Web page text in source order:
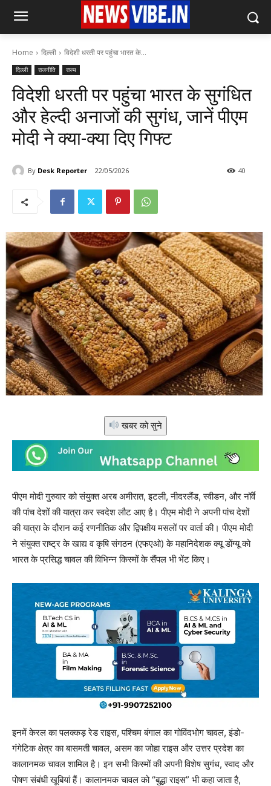
Home दिल्ली विदेशी धरती पर पहुंचा भारत के...
दिल्ली राजनीति राज्य
विदेशी धरती पर पहुंचा भारत के सुगंधित
और हेल्दी अनाजों की सुगंध, जानें पीएम
मोदी ने क्या-क्या दिए गिफ्ट
By Desk Reporter 22/05/2026 40
खबर को सुने
पीएम मोदी गुरुवार को संयुक्त अरब अमीरात, इटली, नीदरलैंड, स्वीडन, और नॉर्वे
की पांच देशों की यात्रा कर स्वदेश लौट आए है। पीएम मोदी ने अपनी पांच देशों
की यात्रा के दौरान कई रणनीतिक और द्विपक्षीय मसलों पर वार्ता की। पीएम मोदी
ने संयुक्त राष्ट्र के खाद्य व कृषि संगठन (एफएओ) के महानिदेशक क्यू डोंग्यू को
भारत के प्रसिद्ध चावल की विभिन्न किस्मों के सैंपल भी भेंट किए।
इनमें केरल का पलक्कड़ रेड राइस, पश्चिम बंगाल का गोविंदभोग चावल, इंडो-
गंगेटिक क्षेत्र का बासमती चावल, असम का जोहा राइस और उत्तर प्रदेश का
कालानमक चावल शामिल है। इन सभी किस्मों की अपनी विशेष सुगंध, स्वाद और
पोषण संबंधी खूबियां हैं। कालानमक चावल को “बुद्धा राइस” भी कहा जाता है,